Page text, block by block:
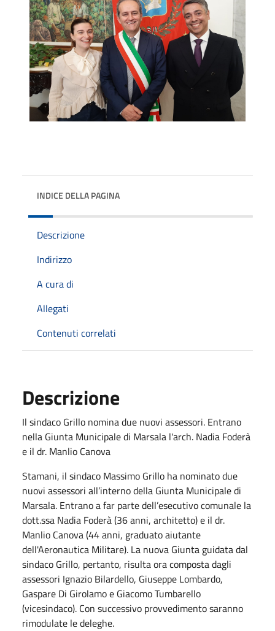
INDICE DELLA PAGINA
Descrizione
Indirizzo
A cura di
Allegati
Contenuti correlati
Descrizione
Il sindaco Grillo nomina due nuovi assessori. Entrano
nella Giunta Municipale di Marsala l'arch. Nadia Foderà
e il dr. Manlio Canova
Stamani, il sindaco Massimo Grillo ha nominato due
nuovi assessori all’interno della Giunta Municipale di
Marsala. Entrano a far parte dell’esecutivo comunale la
dott.ssa Nadia Foderà (36 anni, architetto) e il dr.
Manlio Canova (44 anni, graduato aiutante
dell'Aeronautica Militare). La nuova Giunta guidata dal
sindaco Grillo, pertanto, risulta ora composta dagli
assessori Ignazio Bilardello, Giuseppe Lombardo,
Gaspare Di Girolamo e Giacomo Tumbarello
(vicesindaco). Con successivo provvedimento saranno
rimodulate le deleghe.